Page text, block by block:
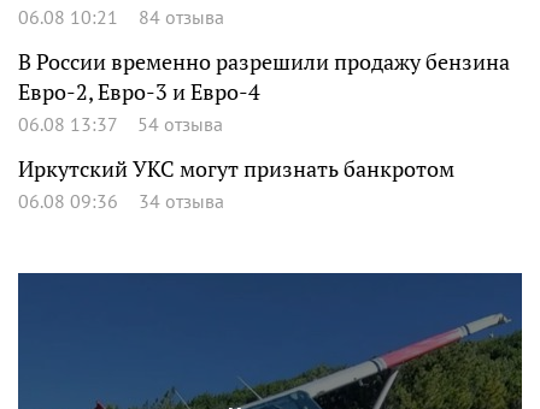
06.08 10:21 84 отзыва
В России временно разрешили продажу бензина
Евро-2, Евро-3 и Евро-4
06.08 13:37 54 отзыва
Иркутский УКС могут признать банкротом
06.08 09:36 34 отзыва